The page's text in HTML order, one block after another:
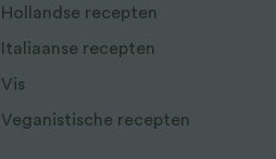
Hollandse recepten
Italiaanse recepten
Vis
Veganistische recepten